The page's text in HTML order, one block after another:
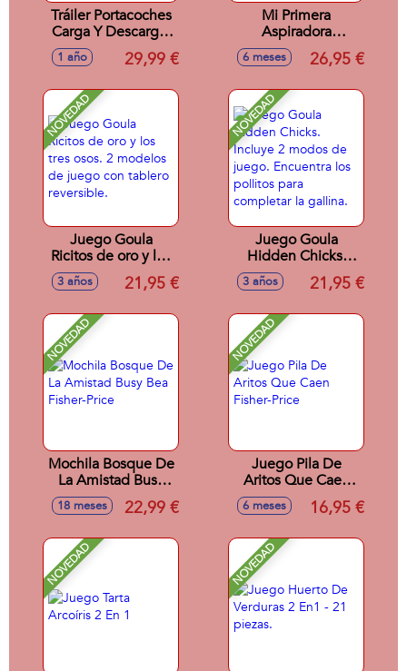
Tráiler Portacoches
Carga Y Descarga,
para reparar,
transportar y revisar
favoritos
1 año 29,99 €
Mi Primera
Aspiradora
Multilenguaje
Fisher-Price Con 45
y Frases.
6 meses 26,95 €
NOVEDAD
Juego Goula
Ricitos de oro y los
tres osos. 2
modelos de juego
reversible.
3 años 21,95 €
NOVEDAD
Juego Goula
Hidden Chicks.
Incluye 2 modos de
juego. Encuentra
completar la
gallina.
3 años 21,95 €
NOVEDAD
Mochila Bosque De
La Amistad Busy
Bea Fisher-Price
18 meses 22,99 €
NOVEDAD
Juego Pila De
Aritos Que Caen
Fisher-Price
6 meses 16,95 €
NOVEDAD NOVEDAD